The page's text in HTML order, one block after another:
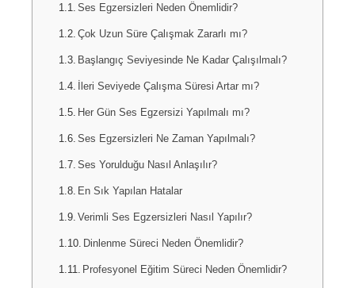
Ses Egzersizleri Neden Önemlidir?
Çok Uzun Süre Çalışmak Zararlı mı?
Başlangıç Seviyesinde Ne Kadar Çalışılmalı?
İleri Seviyede Çalışma Süresi Artar mı?
Her Gün Ses Egzersizi Yapılmalı mı?
Ses Egzersizleri Ne Zaman Yapılmalı?
Ses Yorulduğu Nasıl Anlaşılır?
En Sık Yapılan Hatalar
Verimli Ses Egzersizleri Nasıl Yapılır?
Dinlenme Süreci Neden Önemlidir?
Profesyonel Eğitim Süreci Neden Önemlidir?